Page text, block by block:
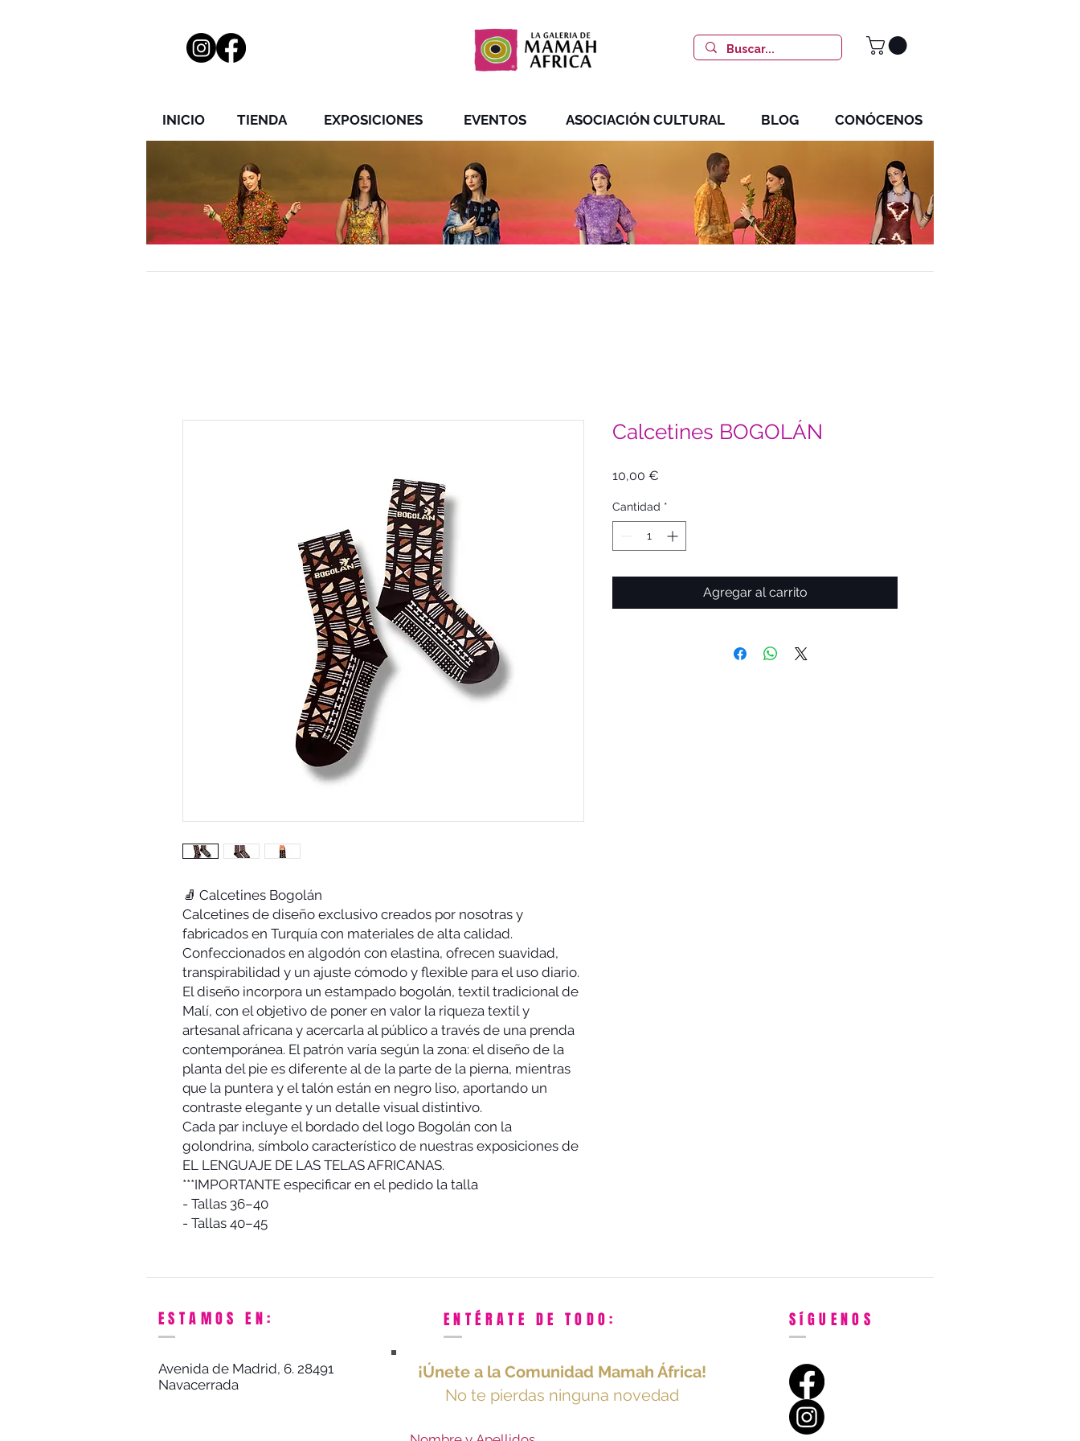
INICIO TIENDA EXPOSICIONES EVENTOS ASOCIACIÓN CULTURAL BLOG CONÓCENOS
🧦 Calcetines Bogolán
Calcetines de diseño exclusivo creados por nosotras y
fabricados en Turquía con materiales de alta calidad.
Confeccionados en algodón con elastina, ofrecen suavidad,
transpirabilidad y un ajuste cómodo y flexible para el uso diario.
El diseño incorpora un estampado bogolán, textil tradicional de
Malí, con el objetivo de poner en valor la riqueza textil y
artesanal africana y acercarla al público a través de una prenda
contemporánea. El patrón varía según la zona: el diseño de la
planta del pie es diferente al de la parte de la pierna, mientras
que la puntera y el talón están en negro liso, aportando un
contraste elegante y un detalle visual distintivo.
Cada par incluye el bordado del logo Bogolán con la
golondrina, símbolo característico de nuestras exposiciones de
EL LENGUAJE DE LAS TELAS AFRICANAS.
***IMPORTANTE especificar en el pedido la talla
- Tallas 36–40
- Tallas 40–45
Calcetines BOGOLÁN
10,00 €
Cantidad *
Agregar al carrito
ESTAMOS EN:
Avenida de Madrid, 6. 28491
Navacerrada
ENTÉRATE DE TODO:
¡Únete a la Comunidad Mamah África!
No te pierdas ninguna novedad
SíGUENOS